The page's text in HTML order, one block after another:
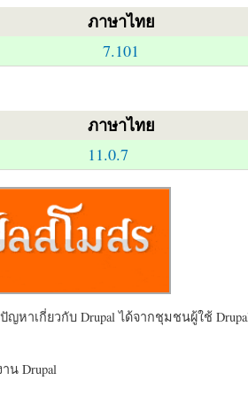
ภาษาไทย
7.101
ภาษาไทย
11.0.7
าเกี่ยวกับ Drupal ได้จากชุมชนผู้ใช้
น Drupal